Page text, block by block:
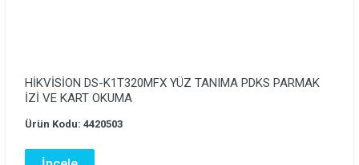
HİKVİSİON DS-K1T320MFX YÜZ TANIMA PDKS PARMAK
İZİ VE KART OKUMA
Ürün Kodu: 4420503